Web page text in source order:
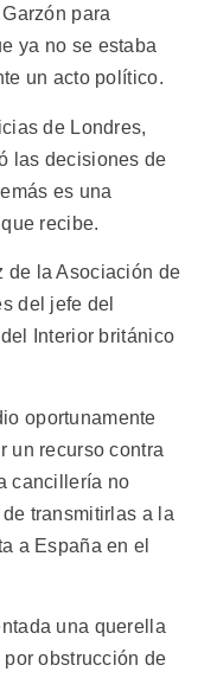
para
ya no se estaba
un acto político.
de Londres,
las decisiones de
es una
recibe.
de la Asociación de
del jefe del
Interior británico
oportunamente
un recurso contra
cancillería no
transmitirlas a la
a España en el
una querella
obstrucción de